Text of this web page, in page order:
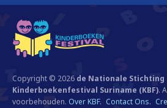
Copyright © 2026 de Nationale Stichting
Kinderboekenfestival Suriname (KBF).
voorbehouden. Over KBF. Contact Ons.